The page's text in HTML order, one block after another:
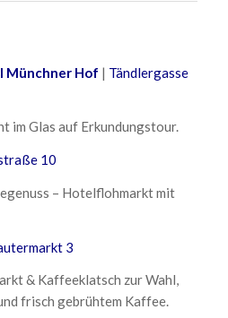
Hof | Tändlergasse
im Glas auf Erkundungstour.
10
– Hotelflohmarkt mit
3
& Kaffeeklatsch zur Wahl,
frisch gebrühtem Kaffee.